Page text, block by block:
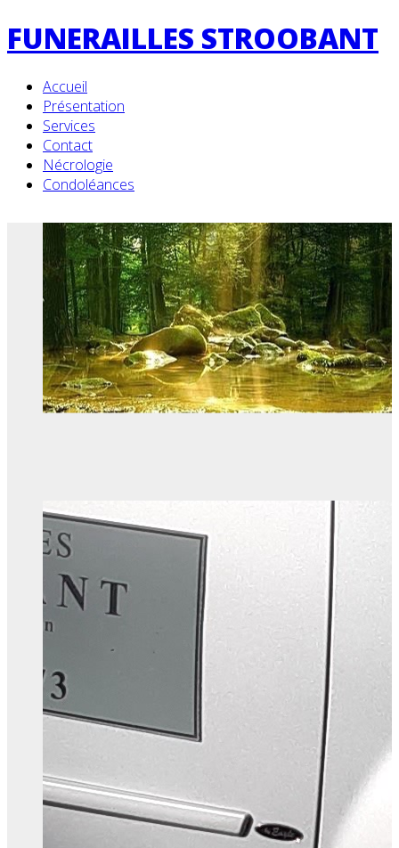
FUNERAILLES STROOBANT
Accueil
Présentation
Services
Contact
Nécrologie
Condoléances